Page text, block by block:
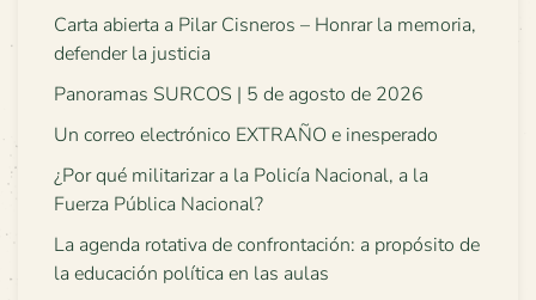
Carta abierta a Pilar Cisneros – Honrar la memoria,
defender la justicia
Panoramas SURCOS | 5 de agosto de 2026
Un correo electrónico EXTRAÑO e inesperado
¿Por qué militarizar a la Policía Nacional, a la
Fuerza Pública Nacional?
La agenda rotativa de confrontación: a propósito de
la educación política en las aulas